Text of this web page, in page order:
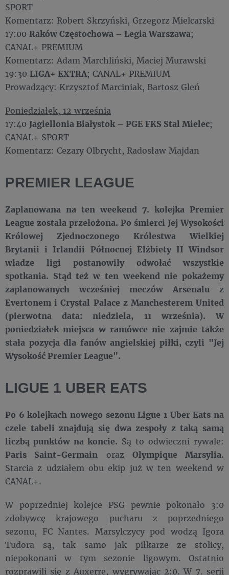
SPORT
Komentarz: Robert Skrzyński, Grzegorz Mielcarski
17:00 Raków Częstochowa – Legia Warszawa;
CANAL+ PREMIUM
Komentarz: Adam Marchliński, Maciej Murawski
19:30 LIGA+ EXTRA; CANAL+ PREMIUM
Prowadzący: Krzysztof Marciniak, Bartosz Gleń
Poniedziałek, 12 września
17:40 Jagiellonia Białystok – PGE FKS Stal Mielec;
CANAL+ SPORT
Komentarz: Cezary Olbrycht, Radosław Majdan
PREMIER LEAGUE
Zaplanowana na ten weekend 7. kolejka Premier
League została przełożona. Po śmierci Jej Wysokości
Królowej Zjednoczonego Królestwa Wielkiej
Brytanii i Irlandii Północnej Elżbiety II Windsor
władze ligi postanowiły odwołać wszystkie
spotkania. Stąd też w ten weekend nie pokażemy
zaplanowanych wcześniej meczów Arsenalu z
Evertonem i Crystal Palace z Manchesterem United
(pierwotna data: niedziela, 11 września). W
poniedziałek miejsca w ramówce nie zajmie także
stała pozycja dla fanów angielskiej piłki, czyli "Jej
Wysokość Premier League".
LIGUE 1 UBER EATS
Po 6 kolejkach nowego sezonu Ligue 1 Uber Eats na
czele tabeli znajdują się dwa zespoły z taką samą
liczbą punktów na koncie. Są to odwieczni rywale:
Paris Saint-Germain oraz Olympique Marsylia.
Starcia z udziałem obu ekip już w ten weekend w
CANAL+.
W poprzedniej kolejce PSG pewnie pokonało 3:0
zdobywcę krajowego pucharu z poprzedniego
sezonu, FC Nantes. Marsylczycy pod wodzą Igora
Tudora są, tak samo jak piłkarze ze stolicy,
niepokonani w tym sezonie ligowym. Ostatnio
rozprawili się z Auxerre, wygrywając 2:0. W 7. serii